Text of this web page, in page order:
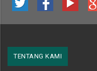
TENTANG KAMI